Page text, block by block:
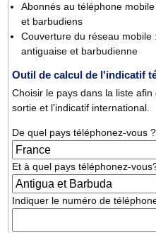
Abonnés au téléphone
et barbudiens
Couverture du réseau mobile
antiguaise et barbudienne
Outil de calcul de l'indicatif
Choisir le pays dans la liste
sortie et l'indicatif international.
De quel pays téléphonez-vous ?
Et à quel pays téléphonez-
Indiquer le numéro de